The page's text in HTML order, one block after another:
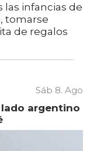
las infancias de
tomarse
de regalos
Sáb 8. Ago
argentino